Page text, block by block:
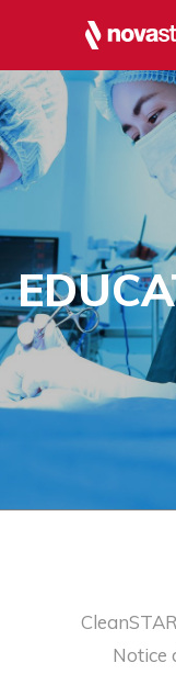
Notice